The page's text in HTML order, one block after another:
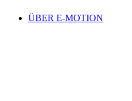
ÜBER E-MOTION